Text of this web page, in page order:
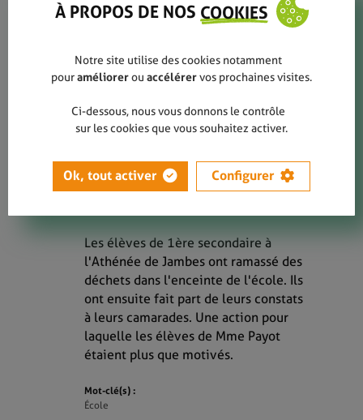
EN SAVOIR PLUS
Les élèves de l'AR Jambes font la
chasse aux déchets
Les élèves de 1ère secondaire à
l'Athénée de Jambes ont ramassé des
déchets dans l'enceinte de l'école. Ils
ont ensuite fait part de leurs constats
à leurs camarades. Une action pour
laquelle les élèves de Mme Payot
étaient plus que motivés.
Mot-clé(s) :
École
À PROPOS DE NOS COOKIES
Notre site utilise des cookies notamment
pouraméliorerou accélérervos prochaines visites.
Ci-dessous, nous vous donnons le contrôle
sur les cookies que vous souhaitez activer.
Ok, tout activer Configurer